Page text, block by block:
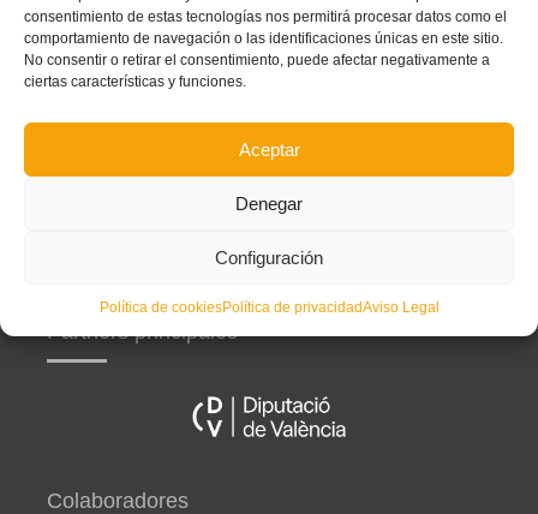
consentimiento de estas tecnologías nos permitirá procesar datos como el
comportamiento de navegación o las identificaciones únicas en este sitio.
No consentir o retirar el consentimiento, puede afectar negativamente a
ciertas características y funciones.
Aceptar
Denegar
Configuración
Política de cookiesPolítica de privacidadAviso Legal
Circular nº. 5 – Normas generales de las competiciones
territoriales de fútbol sala 2026-2027
Castellón y Alicante (comienzo el 20 de septiembre)
Partners principales
Colaboradores